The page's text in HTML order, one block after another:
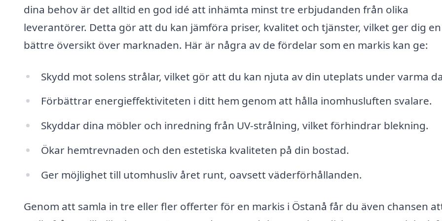
dina behov är det alltid en god idé att inhämta minst tre erbjudanden från olika
leverantörer. Detta gör att du kan jämföra priser, kvalitet och tjänster, vilket ger dig en
bättre översikt över marknaden. Här är några av de fördelar som en markis kan ge:
Skydd mot solens strålar, vilket gör att du kan njuta av din uteplats under varma
Förbättrar energieffektiviteten i ditt hem genom att hålla inomhusluften svalare.
Skyddar dina möbler och inredning från UV-strålning, vilket förhindrar blekning.
Ökar hemtrevnaden och den estetiska kvaliteten på din bostad.
Ger möjlighet till utomhusliv året runt, oavsett väderförhållanden.
Genom att samla in tre eller fler offerter för en markis i Östanå får du även chansen